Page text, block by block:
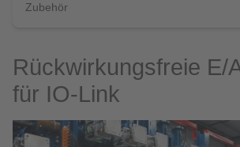
Zubehör
Rückwirkungsfreie E/
für IO-Link